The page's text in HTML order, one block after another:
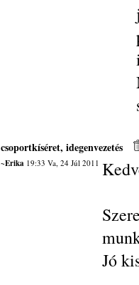
csoportkíséret, idegenvezetés
~Erika19:33 Va, 24 Júl 2011
Jó